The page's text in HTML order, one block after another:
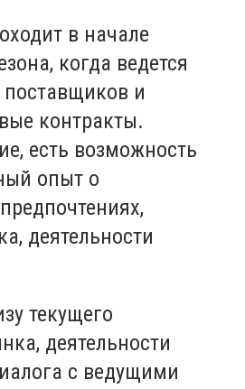
в начале
когда ведется
и
контракты.
есть возможность
опыт о
деятельности
текущего
деятельности
с ведущими